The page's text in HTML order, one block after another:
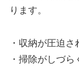
ります。
・収納が圧迫
・掃除がしづら